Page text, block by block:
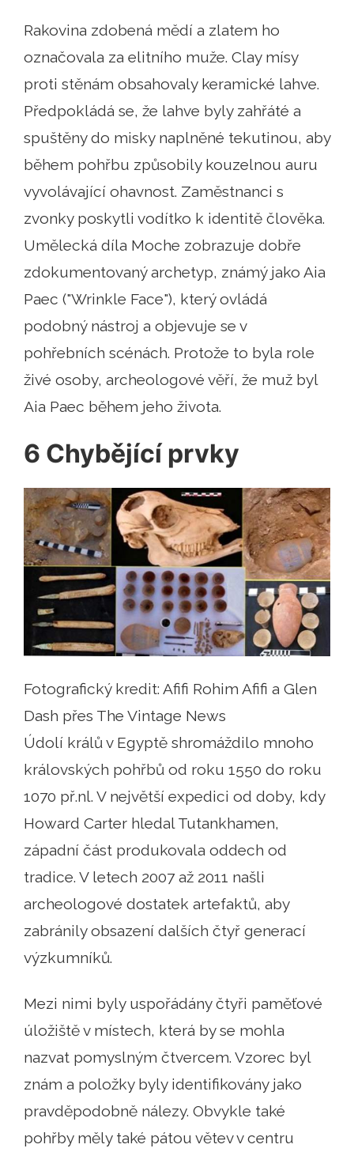
Rakovina zdobená mědí a zlatem ho
označovala za elitního muže. Clay mísy
proti stěnám obsahovaly keramické lahve.
Předpokládá se, že lahve byly zahřáté a
spuštěny do misky naplněné tekutinou, aby
během pohřbu způsobily kouzelnou auru
vyvolávající ohavnost. Zaměstnanci s
zvonky poskytli vodítko k identitě člověka.
Umělecká díla Moche zobrazuje dobře
zdokumentovaný archetyp, známý jako Aia
Paec ("Wrinkle Face"), který ovládá
podobný nástroj a objevuje se v
pohřebních scénách. Protože to byla role
živé osoby, archeologové věří, že muž byl
Aia Paec během jeho života.
6 Chybějící prvky
Fotografický kredit: Afifi Rohim Afifi a Glen
Dash přes The Vintage News
Údolí králů v Egyptě shromáždilo mnoho
královských pohřbů od roku 1550 do roku
1070 př.nl. V největší expedici od doby, kdy
Howard Carter hledal Tutankhamen,
západní část produkovala oddech od
tradice. V letech 2007 až 2011 našli
archeologové dostatek artefaktů, aby
zabránily obsazení dalších čtyř generací
výzkumníků.
Mezi nimi byly uspořádány čtyři paměťové
úložiště v místech, která by se mohla
nazvat pomyslným čtvercem. Vzorec byl
znám a položky byly identifikovány jako
pravděpodobně nálezy. Obvykle také
pohřby měly také pátou větev v centru